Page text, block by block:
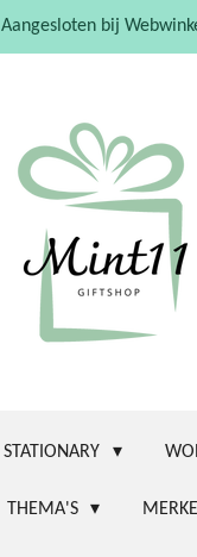
Aangesloten bij
STATIONARY
THEMA'S